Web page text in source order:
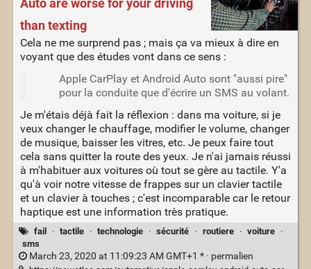
Auto are worse for your driving
than texting
Cela ne me surprend pas ; mais ça va mieux à dire en
voyant que des études vont dans ce sens :
Apple CarPlay et Android Auto sont "aussi pire"
pour la conduite que d'écrire un SMS au volant.
Je m'étais déjà fait la réflexion : dans ma voiture, si je
veux changer le chauffage, modifier le volume, changer
de musique, baisser les vitres, etc. Je peux faire tout
cela sans quitter la route des yeux. Je n'ai jamais réussi
à m'habituer aux voitures où tout se gère au tactile. Y'a
qu'à voir notre vitesse de frappes sur un clavier tactile
et un clavier à touches ; c'est incomparable car le retour
haptique est une information très pratique.
fail · tactile · technologie · sécurité · routiere · voiture
·
sms
March 23, 2020 at 11:09:23 AM GMT+1 * · permalien